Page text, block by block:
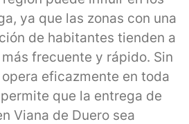
ya que las zonas con una
de habitantes tienden a
frecuente y rápido. Sin
eficazmente en toda
que la entrega de
Viana de Duero sea